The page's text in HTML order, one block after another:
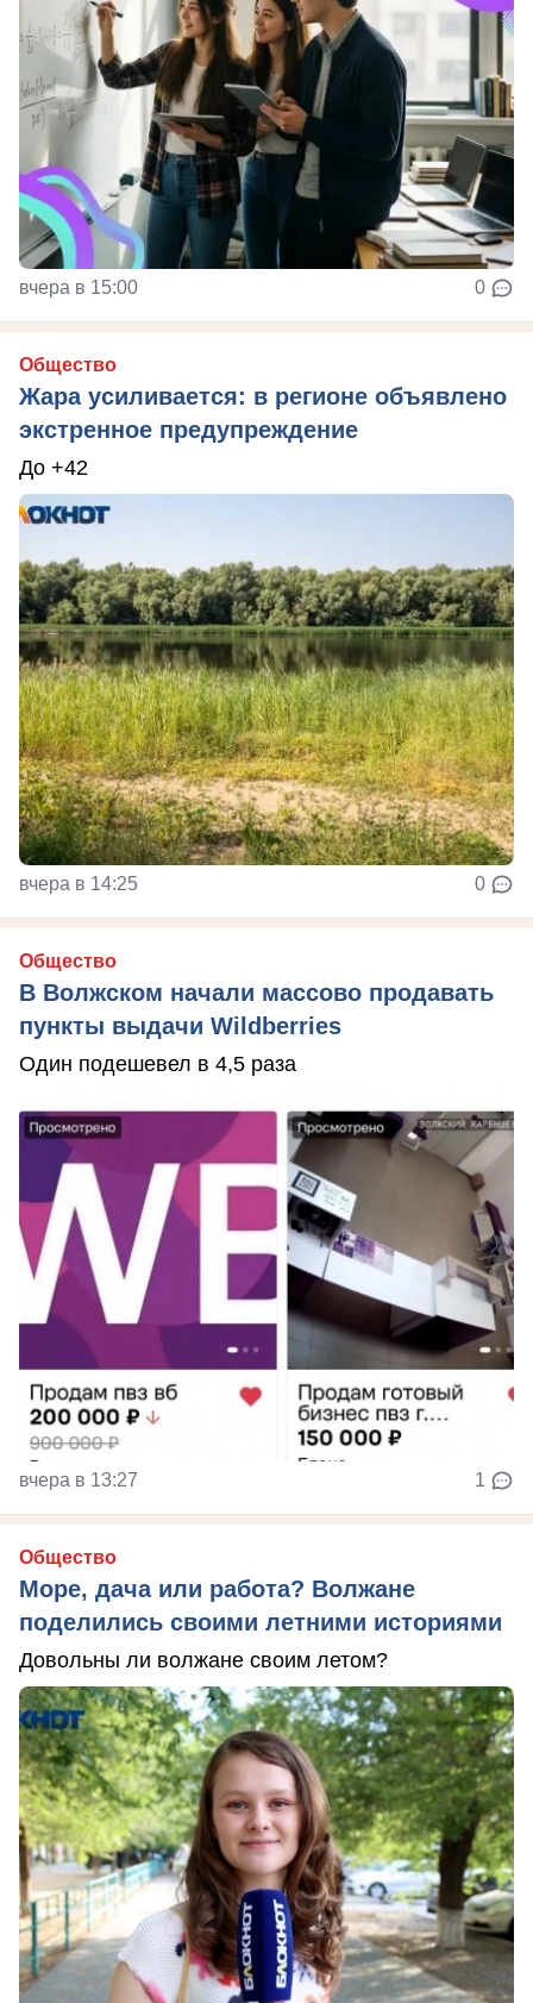
вчера в 15:00 0
Общество
Жара усиливается: в регионе объявлено
экстренное предупреждение
До +42
вчера в 14:25 0
Общество
В Волжском начали массово продавать
пункты выдачи Wildberries
Один подешевел в 4,5 раза
вчера в 13:27 1
Общество
Море, дача или работа? Волжане
поделились своими летними историями
Довольны ли волжане своим летом?